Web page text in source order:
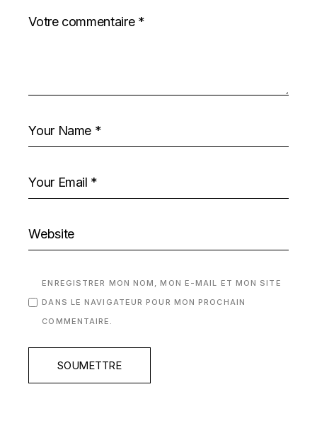
ENREGISTRER MON NOM, MON E-MAIL ET MON SITE
DANS LE NAVIGATEUR POUR MON PROCHAIN
COMMENTAIRE.
SOUMETTRE